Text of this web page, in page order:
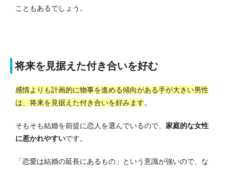
こともあるでしょう。
将来を見据えた付き合いを好む
感情よりも計画的に物事を進める傾向がある手が大きい男性
は、将来を見据えた付き合いを好みます。
そもそも結婚を前提に恋人を選んでいるので、 家庭的な女性
に惹かれやすいです。
「恋愛は結婚の延長にあるもの」という意識が強いので、な